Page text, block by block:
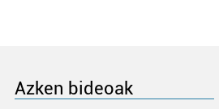
Azken bideoak